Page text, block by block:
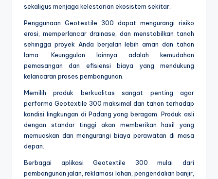
sekaligus menjaga kelestarian ekosistem sekitar.
Penggunaan Geotextile 300 dapat mengurangi risiko
erosi, memperlancar drainase, dan menstabilkan tanah
sehingga proyek Anda berjalan lebih aman dan tahan
lama. Keunggulan lainnya adalah kemudahan
pemasangan dan efisiensi biaya yang mendukung
kelancaran proses pembangunan.
Memilih produk berkualitas sangat penting agar
performa Geotextile 300 maksimal dan tahan terhadap
kondisi lingkungan di Padang yang beragam. Produk asli
dengan standar tinggi akan memberikan hasil yang
memuaskan dan mengurangi biaya perawatan di masa
depan.
Berbagai aplikasi Geotextile 300 mulai dari
pembangunan jalan, reklamasi lahan, pengendalian banjir,